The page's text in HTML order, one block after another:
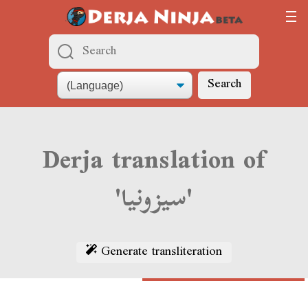
Search
Derja translation of
'سيزونيا'
Generate transliteration